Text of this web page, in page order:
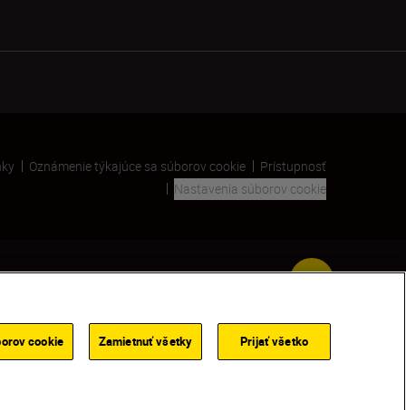
PRIDAŤ DO KOŠÍKA
Oznámenie týkajúce sa súborov cookie
Prístupnosť
Nastavenia súborov cookie
SKIP
cookie Zamietnuť všetky Prijať všetko